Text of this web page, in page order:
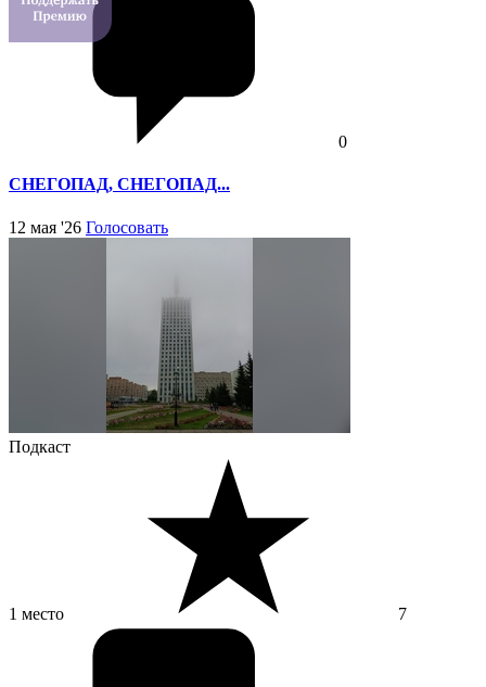
0
СНЕГОПАД, СНЕГОПАД...
12 мая '26 Голосовать
Подкаст
1 место 7